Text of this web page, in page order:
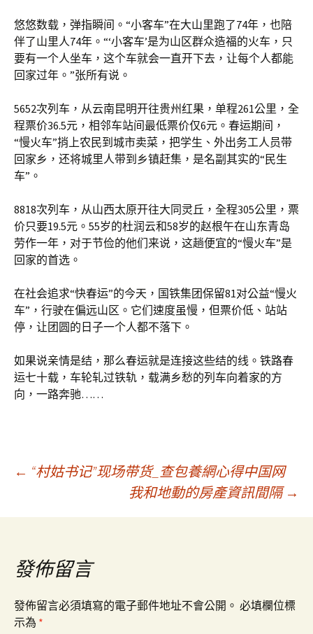
悠悠数载，弹指瞬间。“小客车”在大山里跑了74年，也陪
伴了山里人74年。“‘小客车’是为山区群众造福的火车，只
要有一个人坐车，这个车就会一直开下去，让每个人都能
回家过年。”张所有说。
5652次列车，从云南昆明开往贵州红果，单程261公里，全
程票价36.5元，相邻车站间最低票价仅6元。春运期间，
“慢火车”捎上农民到城市卖菜，把学生、外出务工人员带
回家乡，还将城里人带到乡镇赶集，是名副其实的“民生
车”。
8818次列车，从山西太原开往大同灵丘，全程305公里，票
价只要19.5元。55岁的杜润云和58岁的赵根午在山东青岛
劳作一年，对于节俭的他们来说，这趟便宜的“慢火车”是
回家的首选。
在社会追求“快春运”的今天，国铁集团保留81对公益“慢火
车”，行驶在偏远山区。它们速度虽慢，但票价低、站站
停，让团圆的日子一个人都不落下。
如果说亲情是结，那么春运就是连接这些结的线。铁路春
运七十载，车轮轧过铁轨，载满乡愁的列车向着家的方
向，一路奔驰……
文
章
導
覽
← “村姑书记”现场带货_查包養網心得中国网
我和地動的房產資訊間隔 →
發佈留言
發佈留言必須填寫的電子郵件地址不會公開。 必填欄位標
示為 *